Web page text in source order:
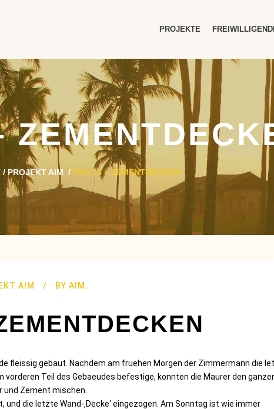
PROJEKTE
/ PROJEKT AIM / TAG 14 – ZEMENTDECKEN
AIM BY AIM.
fleissig gebaut. Nachdem am fruehen Morgen der Zimmermann die
vorderen Teil des Gebaeudes befestige, konnten die Maurer den
und Zement mischen.
und die letzte Wand-‚Decke‘ eingezogen. Am Sonntag ist wie immer